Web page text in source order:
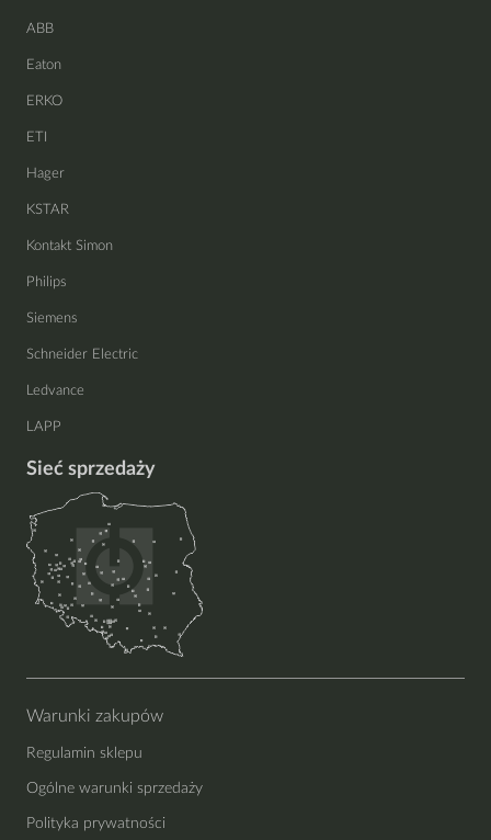
ABB
Eaton
ERKO
ETI
Hager
KSTAR
Kontakt Simon
Philips
Siemens
Schneider Electric
Ledvance
LAPP
Sieć sprzedaży
Warunki zakupów
Regulamin sklepu
Ogólne warunki sprzedaży
Polityka prywatności